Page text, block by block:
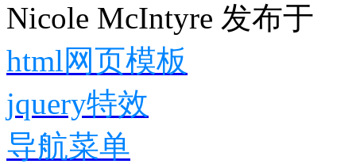
Nicole McIntyre 发布于
html网页模板
jquery特效
导航菜单